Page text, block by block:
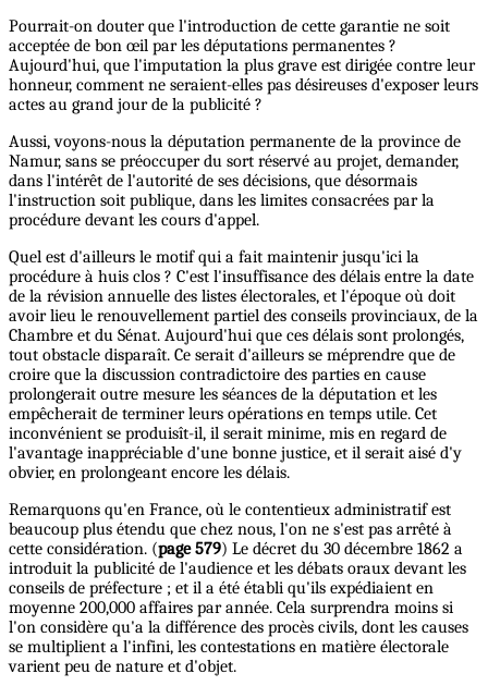
Pourrait-on douter que l'introduction de cette garantie ne soit
acceptée de bon œil par les députations permanentes ?
Aujourd'hui, que l'imputation la plus grave est dirigée contre leur
honneur, comment ne seraient-elles pas désireuses d'exposer leurs
actes au grand jour de la publicité ?
Aussi, voyons-nous la députation permanente de la province de
Namur, sans se préoccuper du sort réservé au projet, demander,
dans l'intérêt de l'autorité de ses décisions, que désormais
l'instruction soit publique, dans les limites consacrées par la
procédure devant les cours d'appel.
Quel est d'ailleurs le motif qui a fait maintenir jusqu'ici la
procédure à huis clos ? C'est l'insuffisance des délais entre la date
de la révision annuelle des listes électorales, et l'époque où doit
avoir lieu le renouvellement partiel des conseils provinciaux, de la
Chambre et du Sénat. Aujourd'hui que ces délais sont prolongés,
tout obstacle disparaît. Ce serait d'ailleurs se méprendre que de
croire que la discussion contradictoire des parties en cause
prolongerait outre mesure les séances de la députation et les
empêcherait de terminer leurs opérations en temps utile. Cet
inconvénient se produisît-il, il serait minime, mis en regard de
l'avantage inappréciable d'une bonne justice, et il serait aisé d'y
obvier, en prolongeant encore les délais.
Remarquons qu'en France, où le contentieux administratif est
beaucoup plus étendu que chez nous, l'on ne s'est pas arrêté à
cette considération. (page 579) Le décret du 30 décembre 1862 a
introduit la publicité de l'audience et les débats oraux devant les
conseils de préfecture ; et il a été établi qu'ils expédiaient en
moyenne 200,000 affaires par année. Cela surprendra moins si
l'on considère qu'a la différence des procès civils, dont les causes
se multiplient a l'infini, les contestations en matière électorale
varient peu de nature et d'objet.